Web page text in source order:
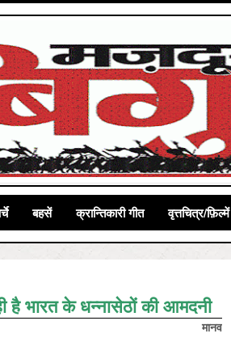
बहसें क्रान्तिकारी गीत वृत्तचित्र/फ़िल्में
है भारत के धन्नासेठों की आमदनी
मानव